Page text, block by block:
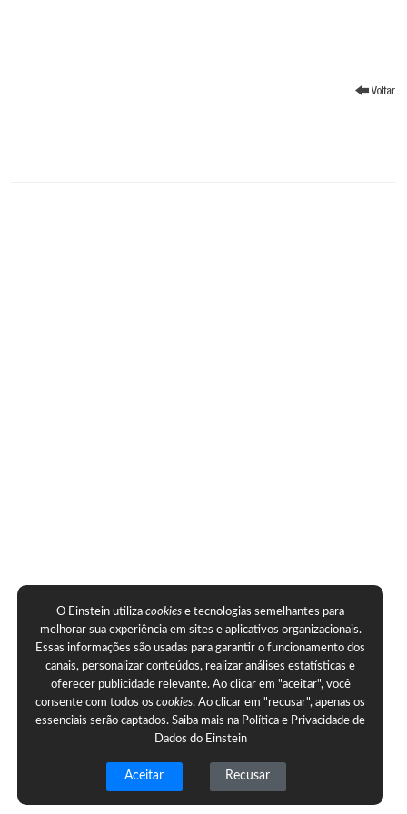
O Einstein utilizacookies e tecnologias semelhantes para
melhorar sua experiência em sites e aplicativos organizacionais.
Essas informações são usadas para garantir o funcionamento dos
canais, personalizar conteúdos, realizar análises estatísticas e
oferecer publicidade relevante. Ao clicar em "aceitar", você
consente com todos oscookies. Ao clicar em "recusar", apenas os
essenciais serão captados. Saiba mais na Política e Privacidade de
Dados do Einstein
Aceitar Recusar